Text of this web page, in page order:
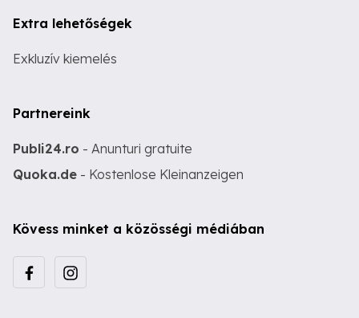
Extra lehetőségek
Exkluzív kiemelés
Partnereink
Publi24.ro - Anunturi gratuite
Quoka.de - Kostenlose Kleinanzeigen
Kövess minket a közösségi médiában